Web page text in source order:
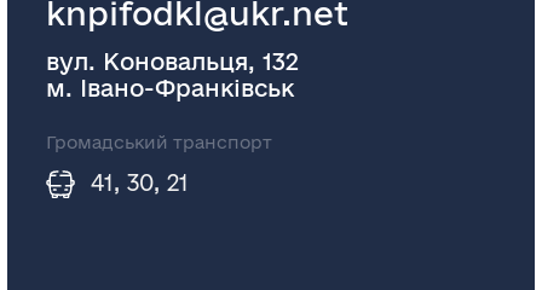
knpifodkl@ukr.net
вул. Коновальця, 132
м. Івано-Франківськ
Громадський транспорт
41, 30, 21